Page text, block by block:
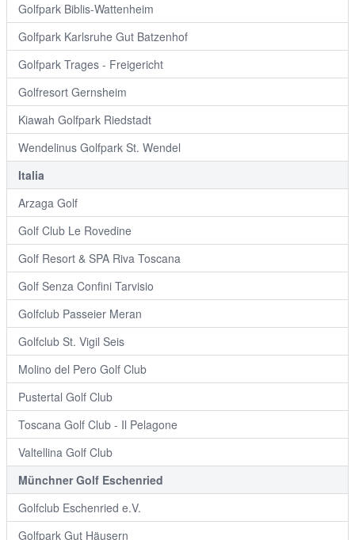
Golfpark Biblis-Wattenheim
Golfpark Karlsruhe Gut Batzenhof
Golfpark Trages - Freigericht
Golfresort Gernsheim
Kiawah Golfpark Riedstadt
Wendelinus Golfpark St. Wendel
Italia
Arzaga Golf
Golf Club Le Rovedine
Golf Resort & SPA Riva Toscana
Golf Senza Confini Tarvisio
Golfclub Passeier Meran
Golfclub St. Vigil Seis
Molino del Pero Golf Club
Pustertal Golf Club
Toscana Golf Club - Il Pelagone
Valtellina Golf Club
Münchner Golf Eschenried
Golfclub Eschenried e.V.
Golfpark Gut Häusern